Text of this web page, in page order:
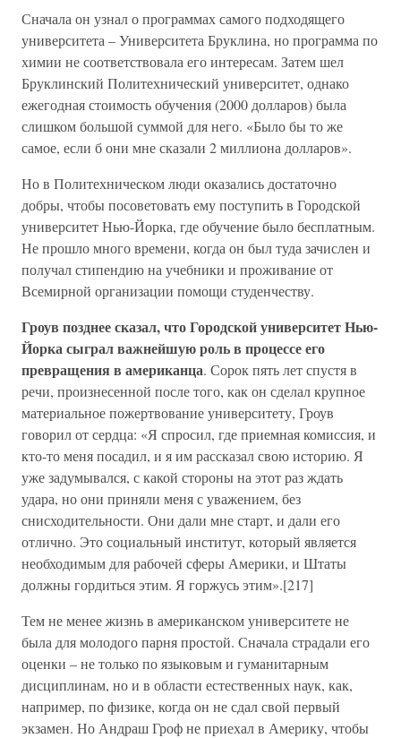
Сначала он узнал о программах самого подходящего
университета – Университета Бруклина, но программа по
химии не соответствовала его интересам. Затем шел
Бруклинский Политехнический университет, однако
ежегодная стоимость обучения (2000 долларов) была
слишком большой суммой для него. «Было бы то же
самое, если б они мне сказали 2 миллиона долларов».
Но в Политехническом люди оказались достаточно
добры, чтобы посоветовать ему поступить в Городской
университет Нью-Йорка, где обучение было бесплатным.
Не прошло много времени, когда он был туда зачислен и
получал стипендию на учебники и проживание от
Всемирной организации помощи студенчеству.
Гроув позднее сказал, что Городской университет Нью-
Йорка сыграл важнейшую роль в процессе его
превращения в американца. Сорок пять лет спустя в
речи, произнесенной после того, как он сделал крупное
материальное пожертвование университету, Гроув
говорил от сердца: «Я спросил, где приемная комиссия, и
кто-то меня посадил, и я им рассказал свою историю. Я
уже задумывался, с какой стороны на этот раз ждать
удара, но они приняли меня с уважением, без
снисходительности. Они дали мне старт, и дали его
отлично. Это социальный институт, который является
необходимым для рабочей сферы Америки, и Штаты
должны гордиться этим. Я горжусь этим».[217]
Тем не менее жизнь в американском университете не
была для молодого парня простой. Сначала страдали его
оценки – не только по языковым и гуманитарным
дисциплинам, но и в области естественных наук, как,
например, по физике, когда он не сдал свой первый
экзамен. Но Андраш Гроф не приехал в Америку, чтобы